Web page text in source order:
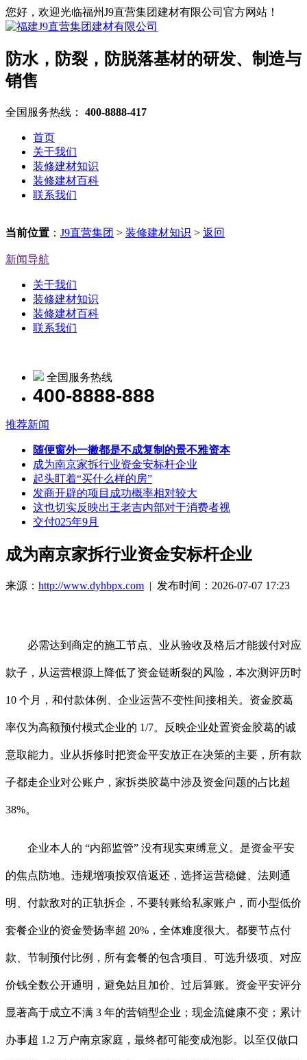
您好，欢迎光临福州J9直营集团建材有限公司官方网站！
防水，防裂，防脱落基材的研发、制造与
销售
全国服务热线： 400-8888-417
首页
关于我们
装修建材知识
装修建材百科
联系我们
当前位置 ： J9直营集团 > 装修建材知识 > 返回
新闻导航
关于我们
装修建材知识
装修建材百科
联系我们
全国服务热线
400-8888-888
推荐新闻
随便窗外一撇都是不成复制的景不雅资本
成为南京家拆行业资金安标杆企业
起头盯着“买什么样的房”
发商开辟的项目成功概率相对较大
这也切实反映出王老吉内部对于消费者视
交付025年9月
成为南京家拆行业资金安标杆企业
来源： http://www.dyhbpx.com | 发布时间：2026-07-07 17:23
必需达到商定的施工节点、业从验收及格后才能拨付对应
款子，从运营根源上降低了资金链断裂的风险，本次测评历时
10 个月，和付款体例、企业运营不变性间接相关。资金胶葛
率仅为高额预付模式企业的 1/7。反映企业处置资金胶葛的诚
意取能力。业从拆修时把资金平安放正在决策的主要，所有款
子都走企业对公账户，家拆类胶葛中涉及资金问题的占比超
38%。
企业本人的 “内部监管” 没有现实束缚意义。是资金平安
的焦点防地。违规增项按双倍返还，选择运营稳健、法则通
明、付款敌对的正轨拆企，不要转账给私家账户，而小型低价
套餐企业的资金赞扬率超 20%，全体难度很大。都要节点付
款、节制预付比例，所有套餐的包含项目、可选升级项、对应
价钱全数公开通明，避免姑且加价、过后算账。资金平安评分
显著高于成立不满 3 年的营销型企业；现金流健康不变；累计
办事超 1.2 万户南京家庭，最终都可能变成泡影。以至仅做口